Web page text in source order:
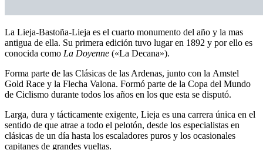
La Lieja-Bastoña-Lieja es el cuarto monumento del año y la mas
antigua de ella. Su primera edición tuvo lugar en 1892 y por ello es
conocida como La Doyenne («La Decana»).
Forma parte de las Clásicas de las Ardenas, junto con la Amstel
Gold Race y la Flecha Valona. Formó parte de la Copa del Mundo
de Ciclismo durante todos los años en los que esta se disputó.
Larga, dura y tácticamente exigente, Lieja es una carrera única en el
sentido de que atrae a todo el pelotón, desde los especialistas en
clásicas de un día hasta los escaladores puros y los ocasionales
capitanes de grandes vueltas.